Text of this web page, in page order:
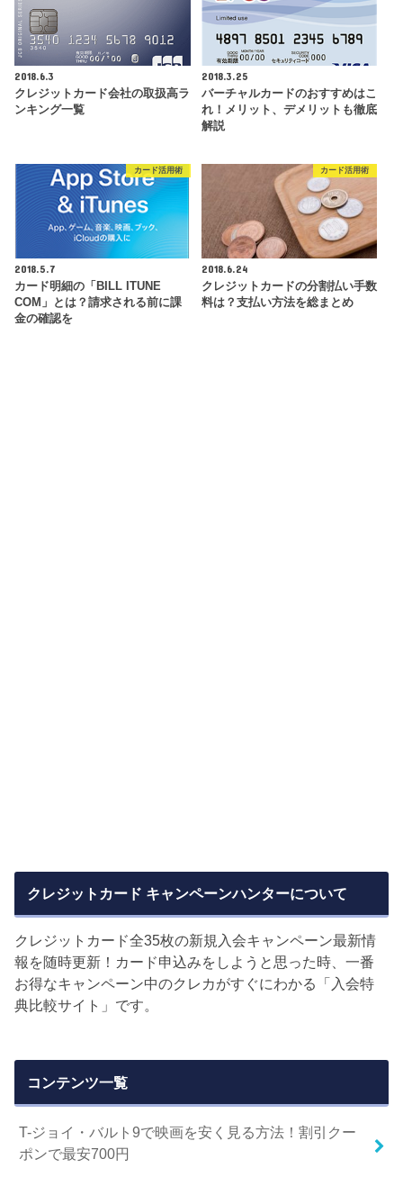
2018.6.3
クレジットカード会社の取扱高ラ
ンキング一覧
2018.3.25
バーチャルカードのおすすめはこ
れ！メリット、デメリットも徹底
解説
カード活用術
2018.5.7
カード明細の「BILL ITUNE
COM」とは？請求される前に課
金の確認を
カード活用術
2018.6.24
クレジットカードの分割払い手数
料は？支払い方法を総まとめ
クレジットカード キャンペーンハンターについて
クレジットカード全35枚の新規入会キャンペーン最新情
報を随時更新！カード申込みをしようと思った時、一番
お得なキャンペーン中のクレカがすぐにわかる「入会特
典比較サイト」です。
コンテンツ一覧
T-ジョイ・バルト9で映画を安く見る方法！割引クー
ポンで最安700円